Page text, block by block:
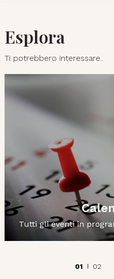
Esplora
Ti potrebbero interessare..
Tutti gli eventi in
01 02